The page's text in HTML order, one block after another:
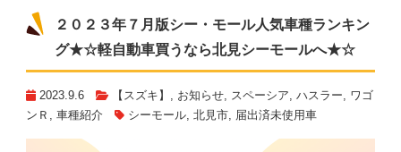
２０２３年７月版シー・モール人気車種ランキン
グ★☆軽自動車買うなら北見シーモールへ★☆
2023.9.6 【スズキ】 お知らせ スペーシア ハスラー
ワゴ
ンＲ
車種紹介 シーモール 北見市 届出済未使用車